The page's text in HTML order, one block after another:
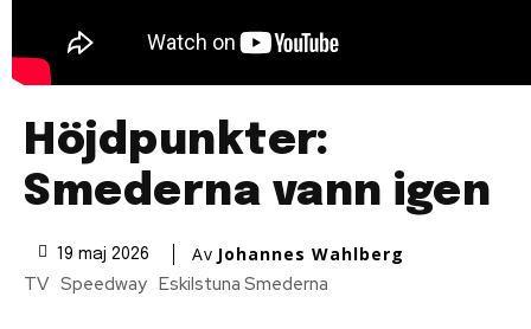
Höjdpunkter:
Smederna vann igen
19 maj 2026 Av Johannes Wahlberg
TV Speedway Eskilstuna Smederna